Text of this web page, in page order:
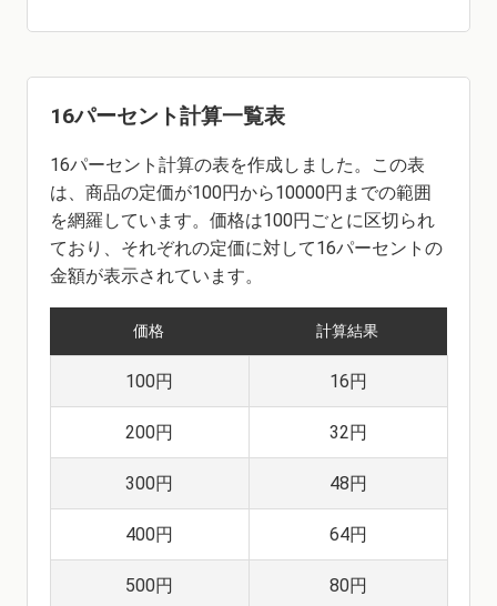
16パーセント計算一覧表
16パーセント計算の表を作成しました。この表
は、商品の定価が100円から10000円までの範囲
を網羅しています。価格は100円ごとに区切られ
ており、それぞれの定価に対して16パーセントの
金額が表示されています。
価格 計算結果
100円 16円
200円 32円
300円 48円
400円 64円
500円 80円